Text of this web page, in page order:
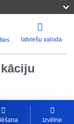
latviešu valoda
Izvēlne